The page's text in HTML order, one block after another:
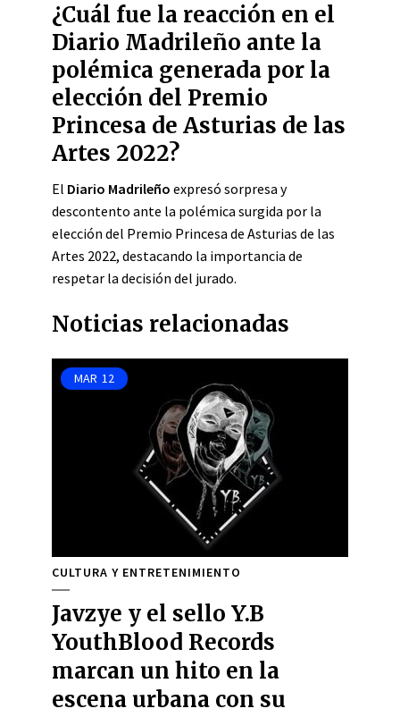
¿Cuál fue la reacción en el
Diario Madrileño ante la
polémica generada por la
elección del Premio
Princesa de Asturias de las
Artes 2022?
El Diario Madrileño expresó sorpresa y
descontento ante la polémica surgida por la
elección del Premio Princesa de Asturias de las
Artes 2022, destacando la importancia de
respetar la decisión del jurado.
Noticias relacionadas
MAR 12
CULTURA Y ENTRETENIMIENTO
Javzye y el sello Y.B
YouthBlood Records
marcan un hito en la
escena urbana con su